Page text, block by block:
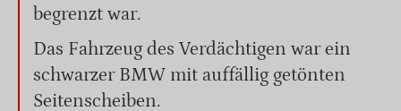
begrenzt war.
Das Fahrzeug des Verdächtigen war ein
schwarzer BMW mit auffällig getönten
Seitenscheiben.